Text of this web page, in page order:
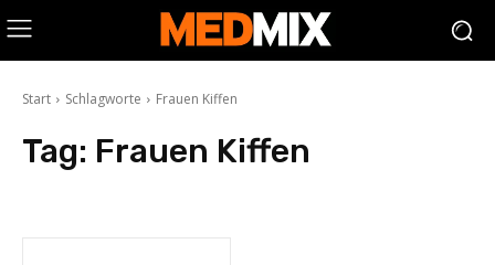
Start Schlagworte Frauen Kiffen
Tag: Frauen Kiffen